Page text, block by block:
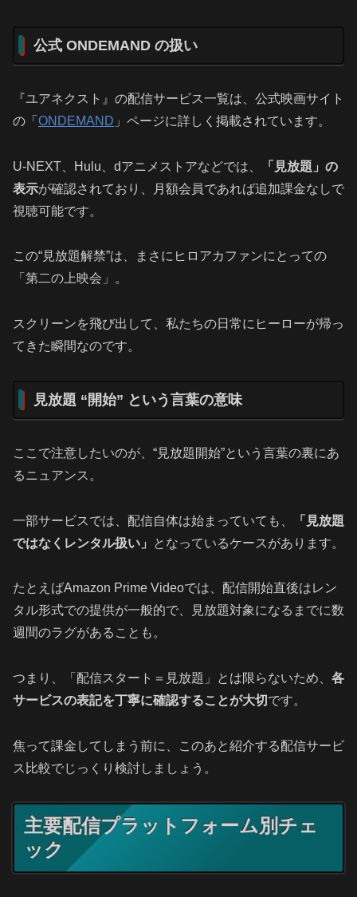
公式 ONDEMAND の扱い
『ユアネクスト』の配信サービス一覧は、公式映画サイト
の「 ONDEMAND 」ページに詳しく掲載されています。
U‑NEXT、Hulu、dアニメストアなどでは、
「見放題」の
表示が確認されており、月額会員であれば追加課金なしで
視聴可能です。
この“見放題解禁”は、まさにヒロアカファンにとっての
「第二の上映会」。
スクリーンを飛び出して、私たちの日常にヒーローが帰っ
てきた瞬間なのです。
見放題 “開始” という言葉の意味
ここで注意したいのが、“見放題開始”という言葉の裏にあ
るニュアンス。
一部サービスでは、配信自体は始まっていても、
「見放題
ではなくレンタル扱い」
となっているケースがあります。
たとえばAmazon Prime Videoでは、配信開始直後はレン
タル形式での提供が一般的で、見放題対象になるまでに数
週間のラグがあることも。
つまり、「配信スタート＝見放題」とは限らないため、 各
サービスの表記を丁寧に確認することが大切 です。
焦って課金してしまう前に、このあと紹介する配信サービ
ス比較でじっくり検討しましょう。
主要配信プラットフォーム別チェ
ック